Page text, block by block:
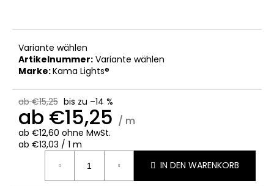
Variante wählen
Artikelnummer: Variante wählen
Marke:Kama Lights®
ab €15,25 bis zu –14 %
ab €15,25 / m
ab €12,60 ohne MwSt.
Verkaufspreis:
ab €13,03 / 1 m
IN DEN WARENKORB